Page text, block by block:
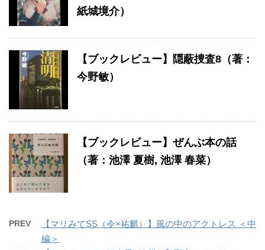
紙城境介）
【ブックレビュー】隠蔽捜査8（著：
今野敏）
【ブックレビュー】ぜんぶ本の話
（著：池澤 夏樹, 池澤 春菜）
PREV
【マリみてSS（令×祐麒）】風の中のアクトレス ＜中
編＞